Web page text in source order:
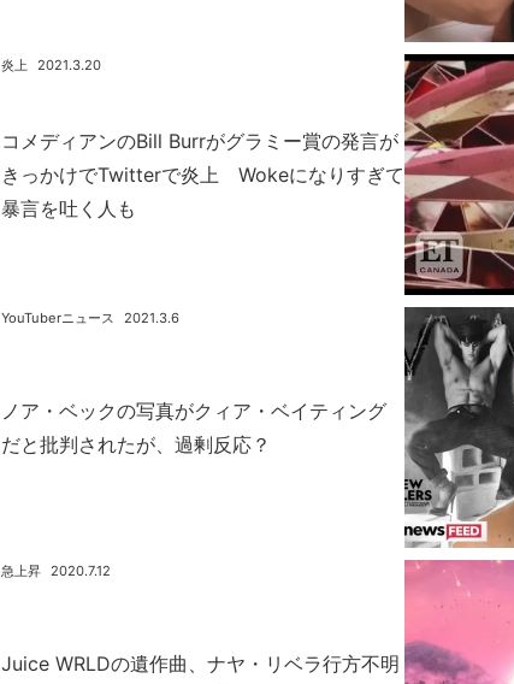
コメディアンのBill Burrがグラミー賞の発言が
きっかけでTwitterで炎上 Wokeになりすぎて
暴言を吐く人も
2021.3.20
炎上
ノア・ベックの写真がクィア・ベイティング
だと批判されたが、過剰反応？
2021.3.6
YouTuberニュース
Juice WRLDの遺作曲、ナヤ・リベラ行方不明
2020.7.12
急上昇